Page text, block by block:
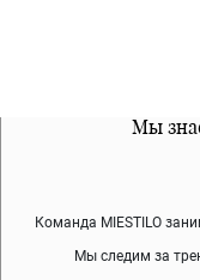
Мы
Команда MIESTILO
Мы следим за
Все наши
Мы используем
содержит
Во время доставки
что вам